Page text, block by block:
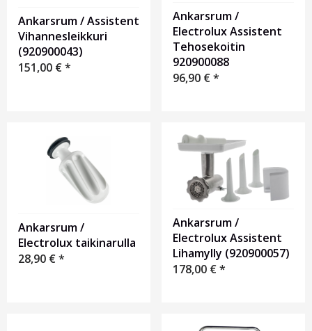
Ankarsrum / Assistent
Vihannesleikkuri
(920900043)
151,00 €*
Ankarsrum /
Electrolux Assistent
Tehosekoitin
920900088
96,90 €*
Ankarsrum /
Electrolux taikinarulla
28,90 €*
Ankarsrum /
Electrolux Assistent
Lihamylly (920900057)
178,00 €*